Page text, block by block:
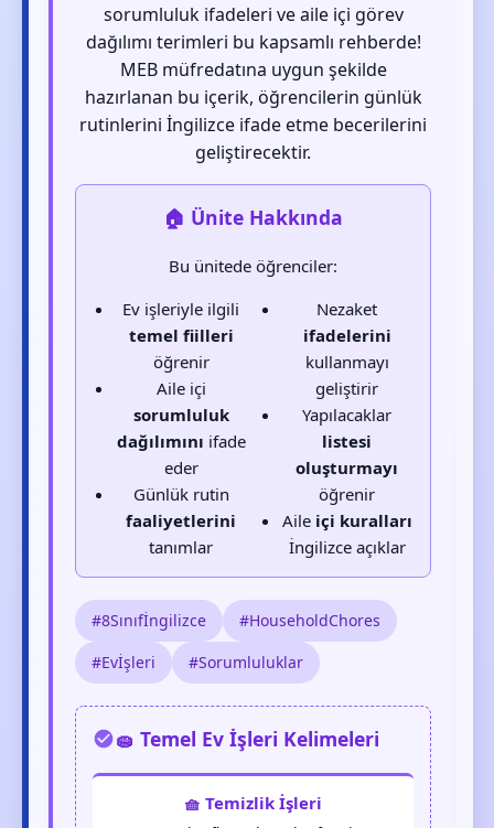
sorumluluk ifadeleri ve aile içi görev
dağılımı terimleri bu kapsamlı rehberde!
MEB müfredatına uygun şekilde
hazırlanan bu içerik, öğrencilerin günlük
rutinlerini İngilizce ifade etme becerilerini
geliştirecektir.
🏠 Ünite Hakkında
Bu ünitede öğrenciler:
Ev işleriyle ilgili
temel fiilleri
öğrenir
Aile içi
sorumluluk
dağılımını ifade
eder
Günlük rutin
faaliyetlerini
tanımlar
Nezaket
ifadelerini
kullanmayı
geliştirir
Yapılacaklar
listesi
oluşturmayı
öğrenir
Aile içi kuralları
İngilizce açıklar
#8Sınıfİngilizce
#HouseholdChores
#Evİşleri
#Sorumluluklar
🧽 Temel Ev İşleri Kelimeleri
🧺 Temizlik İşleri